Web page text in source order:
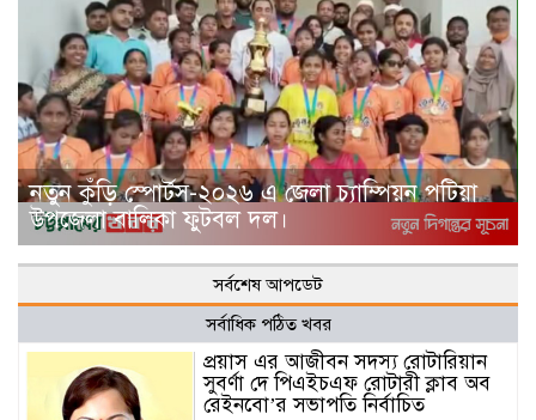
নতুন কুঁড়ি স্পোর্টস-২০২৬ এ জেলা চ্যাম্পিয়ন পটিয়া
উপজেলা বালিকা ফুটবল দল।
সর্বশেষ আপডেট
সর্বাধিক পঠিত খবর
প্রয়াস এর আজীবন সদস্য রোটারিয়ান
সুবর্ণা দে পিএইচএফ রোটারী ক্লাব অব
রেইনবো’র সভাপতি নির্বাচিত